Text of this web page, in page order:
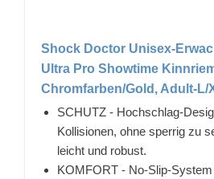
Shock Doctor Unisex-
Ultra Pro Showtime
Chromfarben/Gold, Adult-L/
SCHUTZ - Hochschlag-
Kollisionen, ohne sperrig zu
leicht und robust.
KOMFORT - No-Slip-